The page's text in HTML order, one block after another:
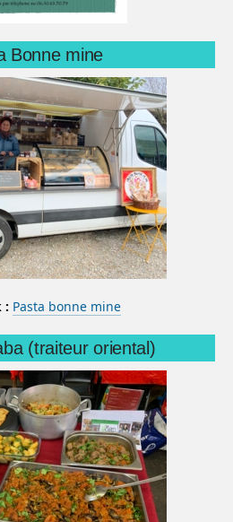
Bonne mine
: Pasta bonne mine
(traiteur oriental)